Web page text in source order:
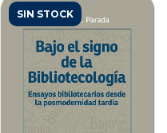
SIN STOCK